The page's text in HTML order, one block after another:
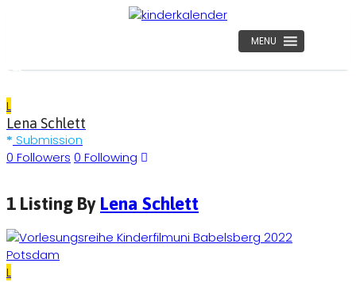
MENU
L
Lena Schlett
Submission
0 Followers 0 Following
1 Listing By Lena Schlett
Potsdam
L